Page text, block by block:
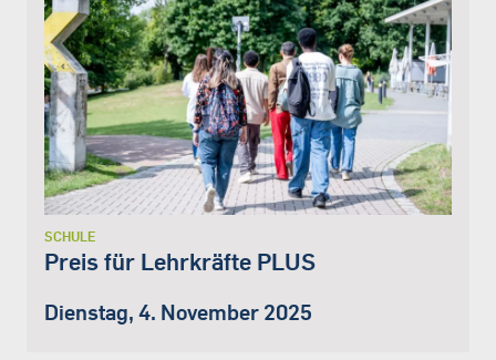
SCHULE
Preis für Lehrkräfte PLUS
Dienstag, 4. November 2025